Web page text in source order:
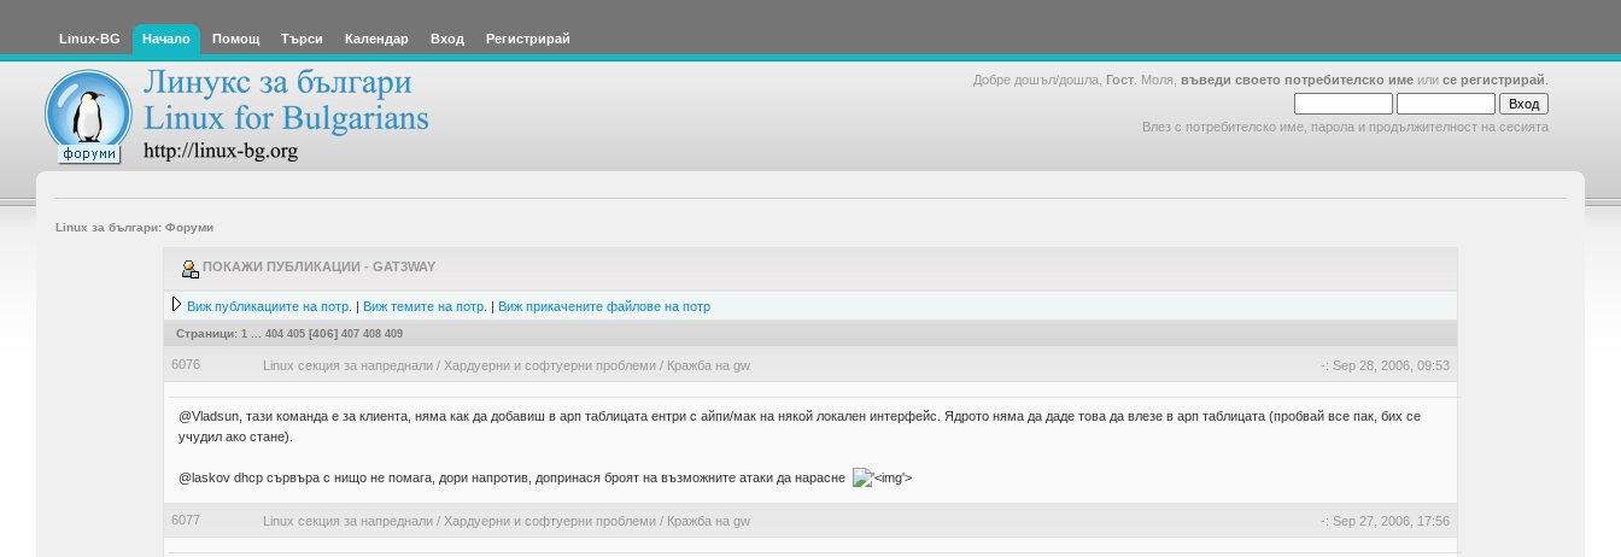
Linux-BG Начало Помощ Търси Календар Вход Регистрирай
Добре дошъл/дошла, Гост . Моля, въведи своето потребителско име или се регистрирай
Влез с потребителско име, парола и продължителност на сесията
Linux за българи: Форуми
ПОКАЖИ ПУБЛИКАЦИИ - GAT3WAY
Виж публикациите на потр. | Виж темите на потр. | Виж прикачените файлове на потр
Страници: 1 404 405 [406] 407 408 409
6076 Linux секция за напреднали / Хардуерни и софтуерни проблеми / Кражба на gw -: Sep 28, 2006, 09:53
@Vladsun, тази команда е за клиента, няма как да добавиш в арп таблицата ентри с айпи/мак на някой локален интерфейс. Ядрото няма да даде това да влезе в арп таблицата (пробвай все пак, бих се
учудил ако стане).
@laskov dhcp сървъра с нищо не помага, дори напротив, допринася броят на възможните атаки да нарасне '>
6077 Linux секция за напреднали / Хардуерни и софтуерни проблеми / Кражба на gw -: Sep 27, 2006, 17:56